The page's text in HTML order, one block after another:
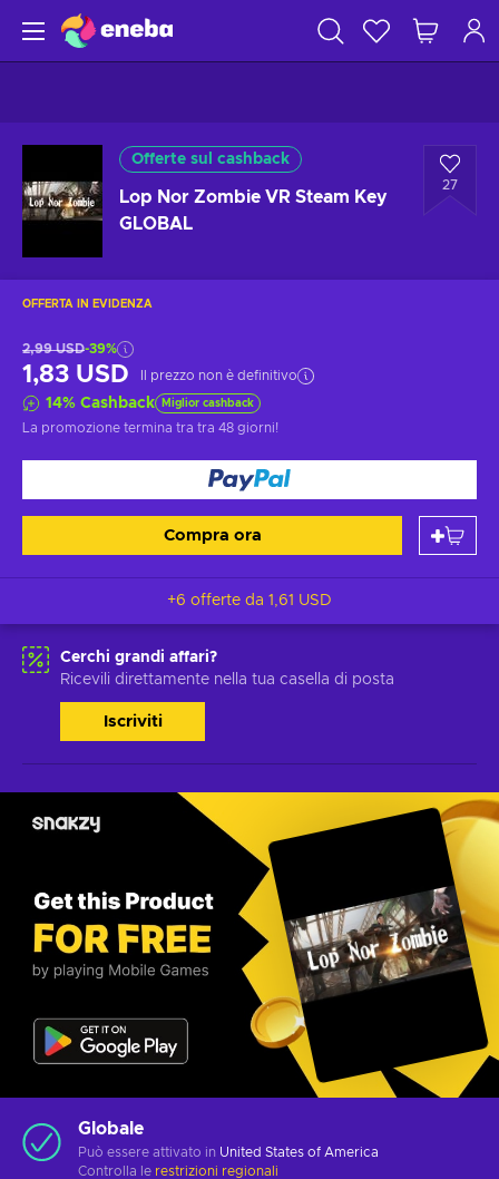
Offerte sul cashback
Lop Nor Zombie VR Steam Key
GLOBAL
27
OFFERTA IN EVIDENZA
2,99 USD-39%
1,83 USD Il prezzo non è definitivo
14% Cashback Miglior cashback
La promozione termina tra tra 48 giorni!
Compra ora
+6 offerte da 1,61 USD
Cerchi grandi affari?
Ricevili direttamente nella tua casella di posta
Iscriviti
Globale
Può essere attivato in United States of America
Controlla le restrizioni regionali